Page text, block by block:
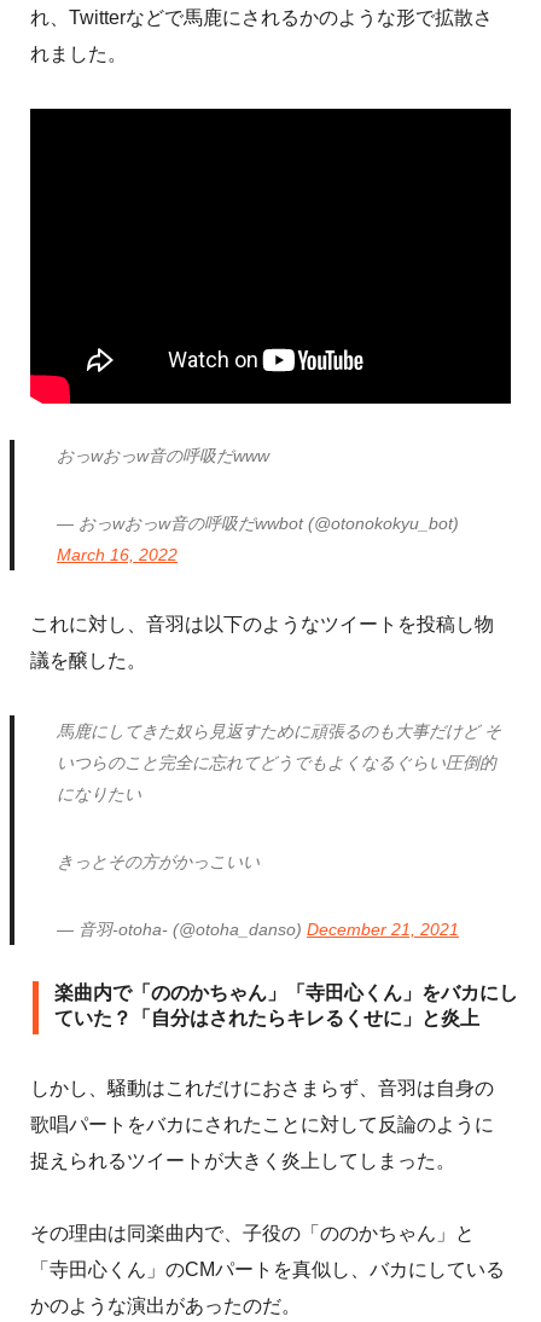
れ、Twitterなどで馬鹿にされるかのような形で拡散さ
れました。
おっwおっw音の呼吸だwww
— おっwおっw音の呼吸だwwbot (@otonokokyu_bot)
March 16, 2022
これに対し、音羽は以下のようなツイートを投稿し物
議を醸した。
馬鹿にしてきた奴ら見返すために頑張るのも大事だけど そ
いつらのこと完全に忘れてどうでもよくなるぐらい圧倒的
になりたい
きっとその方がかっこいい
— 音羽-otoha- (@otoha_danso)December 21, 2021
楽曲内で「ののかちゃん」「寺田心くん」をバカにし
ていた？「自分はされたらキレるくせに」と炎上
しかし、騒動はこれだけにおさまらず、音羽は自身の
歌唱パートをバカにされたことに対して反論のように
捉えられるツイートが大きく炎上してしまった。
その理由は同楽曲内で、子役の「ののかちゃん」と
「寺田心くん」のCMパートを真似し、バカにしている
かのような演出があったのだ。